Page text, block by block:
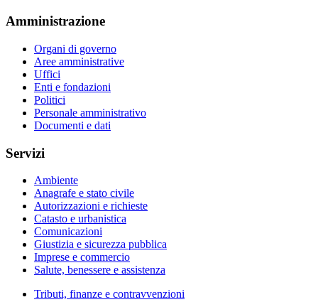
Amministrazione
Organi di governo
Aree amministrative
Uffici
Enti e fondazioni
Politici
Personale amministrativo
Documenti e dati
Servizi
Ambiente
Anagrafe e stato civile
Autorizzazioni e richieste
Catasto e urbanistica
Comunicazioni
Giustizia e sicurezza pubblica
Imprese e commercio
Salute, benessere e assistenza
Tributi, finanze e contravvenzioni